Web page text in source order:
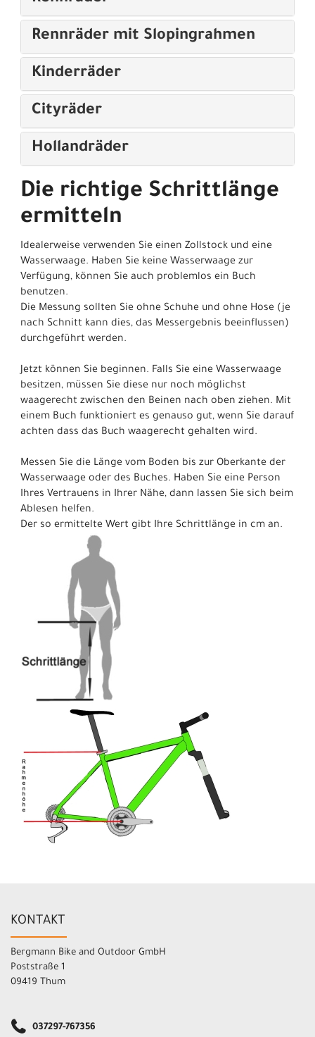
Rennräder mit Slopingrahmen
Kinderräder
Cityräder
Hollandräder
Die richtige Schrittlänge
ermitteln
Idealerweise verwenden Sie einen Zollstock und eine
Wasserwaage. Haben Sie keine Wasserwaage zur
Verfügung, können Sie auch problemlos ein Buch
benutzen.
Die Messung sollten Sie ohne Schuhe und ohne Hose (je
nach Schnitt kann dies, das Messergebnis beeinflussen)
durchgeführt werden.
Jetzt können Sie beginnen. Falls Sie eine Wasserwaage
besitzen, müssen Sie diese nur noch möglichst
waagerecht zwischen den Beinen nach oben ziehen. Mit
einem Buch funktioniert es genauso gut, wenn Sie darauf
achten dass das Buch waagerecht gehalten wird.
Messen Sie die Länge vom Boden bis zur Oberkante der
Wasserwaage oder des Buches. Haben Sie eine Person
Ihres Vertrauens in Ihrer Nähe, dann lassen Sie sich beim
Ablesen helfen.
Der so ermittelte Wert gibt Ihre Schrittlänge in cm an.
KONTAKT
Bergmann Bike and Outdoor GmbH
Poststraße 1
09419 Thum
037297-767356